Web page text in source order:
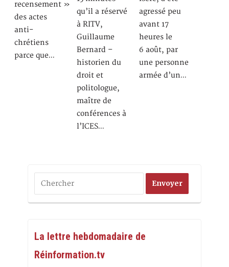
recensement »
des actes
anti-
chrétiens
parce que…
qu’il a réservé
à RITV,
Guillaume
Bernard –
historien du
droit et
politologue,
maître de
conférences à
l’ICES…
agressé peu
avant 17
heures le
6 août, par
une personne
armée d’un…
La lettre hebdomadaire de
Réinformation.tv